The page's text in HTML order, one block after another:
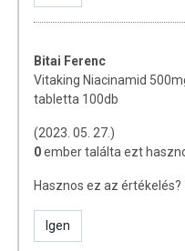
Hozzájárul a
Napi ajánlott mennyiség:
ÖSSZETEVŐK
Niacinamid,
karboxi-metil-cellulóz,
magnézium sói, fényező
TOVÁBBI
Bitai Ferenc
Vitaking Niacinamid
tabletta 100db
(2023. 05. 27.)
0ember találta ezt
Hasznos ez az értékelés?
Igen